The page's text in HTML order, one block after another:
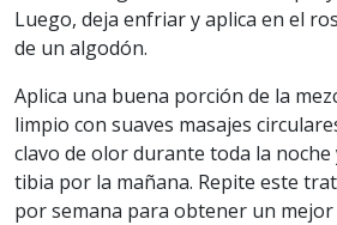
Luego, deja enfriar y aplica en el
de un algodón.
Aplica una buena porción de la
limpio con suaves masajes
clavo de olor durante toda la
tibia por la mañana. Repite este
por semana para obtener un mejor